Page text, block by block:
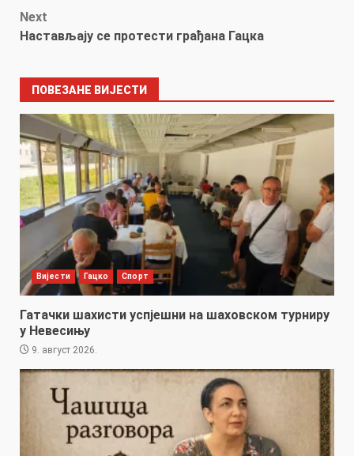
Next
Настављају се протести грађана Гацка
ПОВЕЗАНЕ ВИЈЕСТИ
Вијести Гацко Спорт
Гатачки шахисти успјешни на шаховском турниру
у Невесињу
9. август 2026.